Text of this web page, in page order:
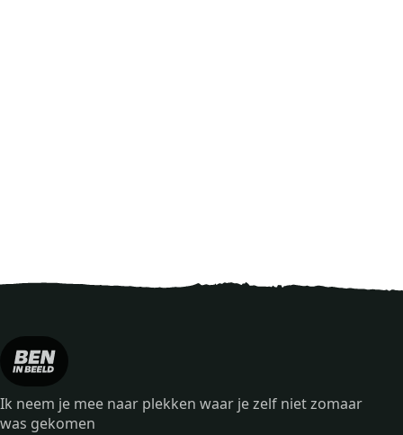
Ik neem je mee naar plekken waar je zelf niet zomaar
was gekomen